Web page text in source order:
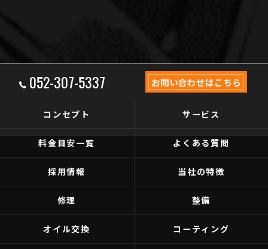
052-307-5337 お問い合わせはこちら
コンセプト サービス
料金目安一覧 よくある質問
採用情報 当社の特徴
修理 整備
オイル交換 コーティング